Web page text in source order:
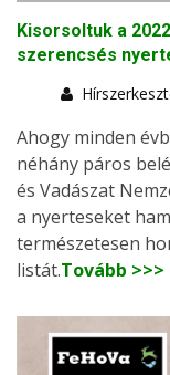
Kisorsoltuk a
szerencsés
Ahogy minden
néhány páros
és Vadászat
a nyerteseket
természetesen
listát.Tovább >>>